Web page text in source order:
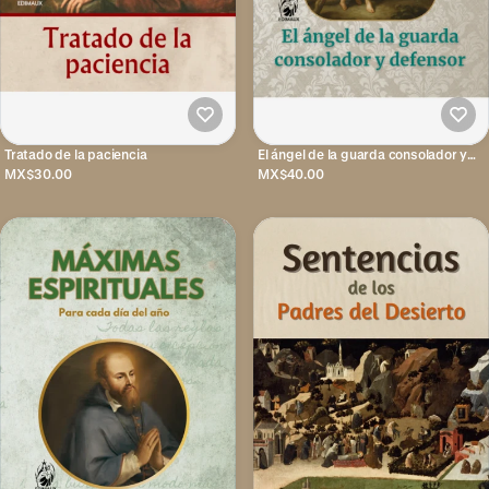
Tratado de la paciencia
MX$30.00
El ángel de la guarda consolador y
defensor
MX$40.00